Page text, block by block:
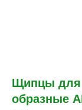
Щипцы для
образные